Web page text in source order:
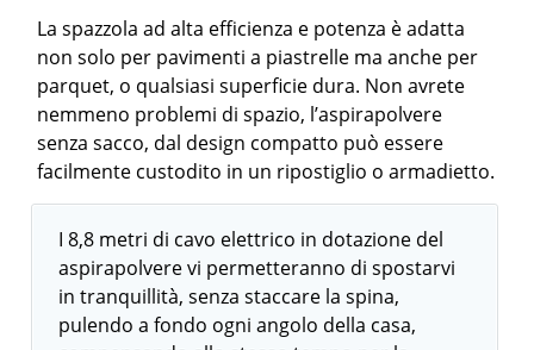
La spazzola ad alta efficienza e potenza è adatta
non solo per pavimenti a piastrelle ma anche per
parquet, o qualsiasi superficie dura. Non avrete
nemmeno problemi di spazio, l’aspirapolvere
senza sacco, dal design compatto può essere
facilmente custodito in un ripostiglio o armadietto.
I 8,8 metri di cavo elettrico in dotazione del
aspirapolvere vi permetteranno di spostarvi
in tranquillità, senza staccare la spina,
pulendo a fondo ogni angolo della casa,